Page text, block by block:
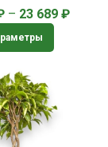
– 23 689 ₽